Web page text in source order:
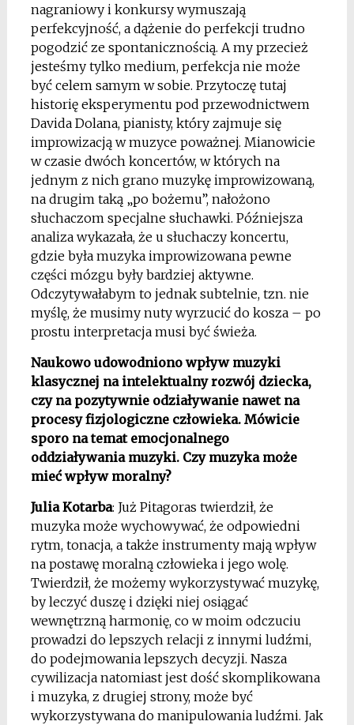
nagraniowy i konkursy wymuszają
perfekcyjność, a dążenie do perfekcji trudno
pogodzić ze spontanicznością. A my przecież
jesteśmy tylko medium, perfekcja nie może
być celem samym w sobie. Przytoczę tutaj
historię eksperymentu pod przewodnictwem
Davida Dolana, pianisty, który zajmuje się
improwizacją w muzyce poważnej. Mianowicie
w czasie dwóch koncertów, w których na
jednym z nich grano muzykę improwizowaną,
na drugim taką „po bożemu”, nałożono
słuchaczom specjalne słuchawki. Późniejsza
analiza wykazała, że u słuchaczy koncertu,
gdzie była muzyka improwizowana pewne
części mózgu były bardziej aktywne.
Odczytywałabym to jednak subtelnie, tzn. nie
myślę, że musimy nuty wyrzucić do kosza – po
prostu interpretacja musi być świeża.
Naukowo udowodniono wpływ muzyki
klasycznej na intelektualny rozwój dziecka,
czy na pozytywnie odziaływanie nawet na
procesy fizjologiczne człowieka. Mówicie
sporo na temat emocjonalnego
oddziaływania muzyki. Czy muzyka może
mieć wpływ moralny?
Julia Kotarba: Już Pitagoras twierdził, że
muzyka może wychowywać, że odpowiedni
rytm, tonacja, a także instrumenty mają wpływ
na postawę moralną człowieka i jego wolę.
Twierdził, że możemy wykorzystywać muzykę,
by leczyć duszę i dzięki niej osiągać
wewnętrzną harmonię, co w moim odczuciu
prowadzi do lepszych relacji z innymi ludźmi,
do podejmowania lepszych decyzji. Nasza
cywilizacja natomiast jest dość skomplikowana
i muzyka, z drugiej strony, może być
wykorzystywana do manipulowania ludźmi. Jak